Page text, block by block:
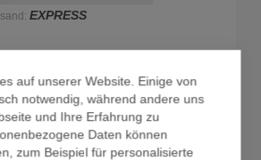
auf unserer Website. Einige von
notwendig, während andere uns
und Ihre Erfahrung zu
Daten können
zum Beispiel für personalisierte
EXPRESS
Zum Produkt